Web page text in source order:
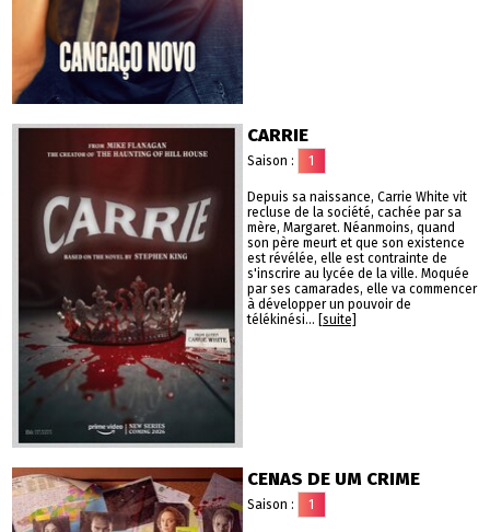
CARRIE
Saison : 1
Depuis sa naissance, Carrie White vit
recluse de la société, cachée par sa
mère, Margaret. Néanmoins, quand
son père meurt et que son existence
est révélée, elle est contrainte de
s'inscrire au lycée de la ville. Moquée
par ses camarades, elle va commencer
à développer un pouvoir de
télékinési... [suite]
CENAS DE UM CRIME
Saison : 1